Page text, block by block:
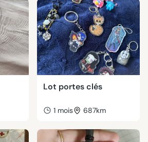
Lot portes clés
1 mois 687km